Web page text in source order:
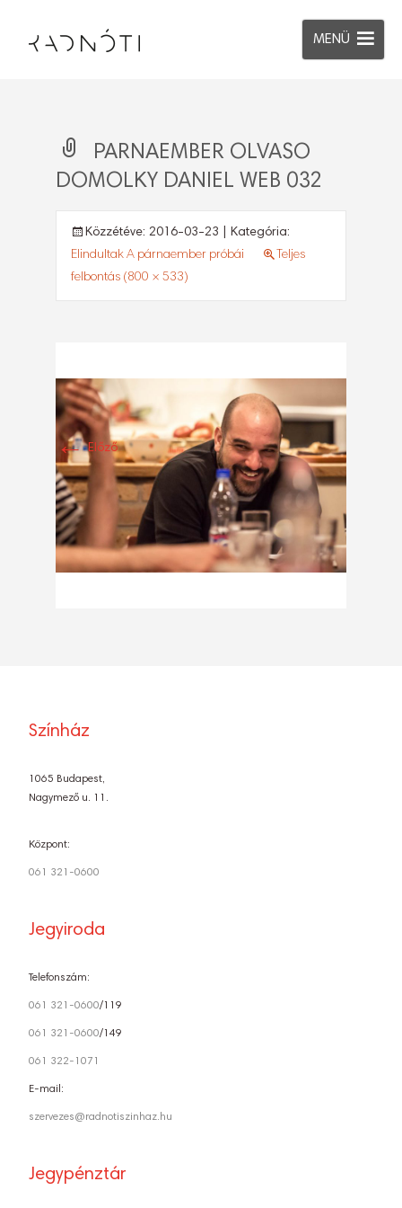
MENÜ
PARNAEMBER OLVASO
DOMOLKY DANIEL WEB 032
Közzétéve: 2016-03-23 | Kategória:
Elindultak A párnaember próbái
Teljes
felbontás (800 × 533)
←Előző
Színház
1065 Budapest,
Nagymező u. 11.
Központ:
061 321-0600
Jegyiroda
Telefonszám:
061 321-0600/119
061 321-0600/149
061 322-1071
E-mail:
szervezes@radnotiszinhaz.hu
Jegypénztár